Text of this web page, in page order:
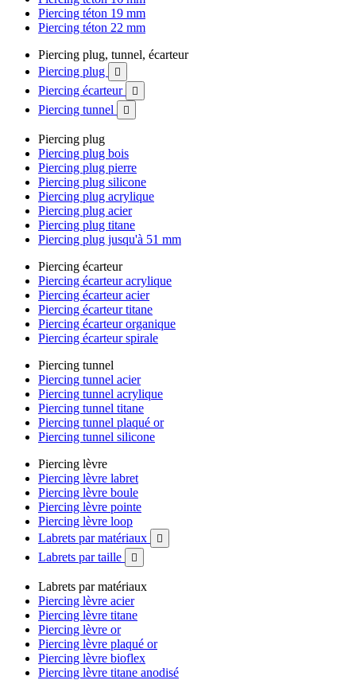
Piercing téton 19 mm
Piercing téton 22 mm
Piercing plug, tunnel, écarteur
Piercing plug

Piercing écarteur 
Piercing tunnel 
Piercing plug
Piercing plug bois
Piercing plug pierre
Piercing plug silicone
Piercing plug acrylique
Piercing plug acier
Piercing plug titane
Piercing plug jusqu'à 51 mm
Piercing écarteur
Piercing écarteur acrylique
Piercing écarteur acier
Piercing écarteur titane
Piercing écarteur organique
Piercing écarteur spirale
Piercing tunnel
Piercing tunnel acier
Piercing tunnel acrylique
Piercing tunnel titane
Piercing tunnel plaqué or
Piercing tunnel silicone
Piercing lèvre
Piercing lèvre labret
Piercing lèvre boule
Piercing lèvre pointe
Piercing lèvre loop
Labrets par matériaux

Labrets par taille 
Labrets par matériaux
Piercing lèvre acier
Piercing lèvre titane
Piercing lèvre or
Piercing lèvre plaqué or
Piercing lèvre bioflex
Piercing lèvre titane anodisé